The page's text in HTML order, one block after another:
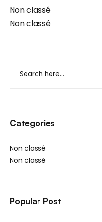
Non classé
Non classé
Categories
Non classé
Non classé
Popular Post